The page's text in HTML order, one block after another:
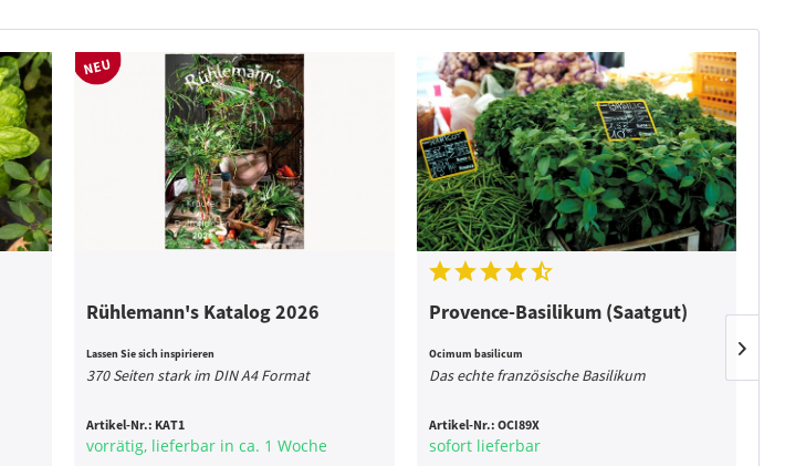
Rühlemann's Katalog 2026
Lassen Sie sich inspirieren
370 Seiten stark im DIN A4 Format
Artikel-Nr.: KAT1
vorrätig, lieferbar in ca. 1 Woche
Provence-Basilikum (Saatgut)
Ocimum basilicum
Das echte französische Basilikum
Artikel-Nr.: OCI89X
sofort lieferbar